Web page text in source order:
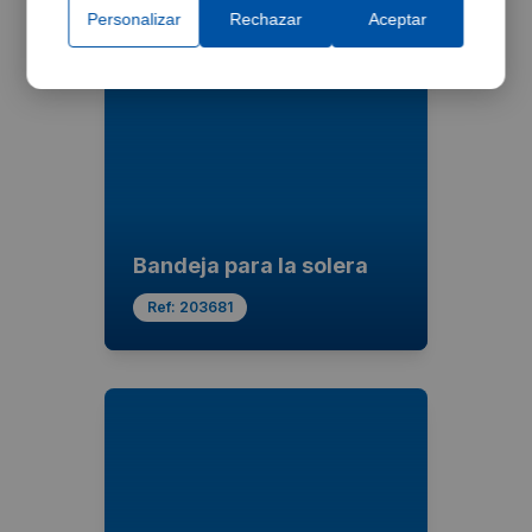
Bandeja para la solera
Ref: 203681
Personalizar Rechazar Aceptar